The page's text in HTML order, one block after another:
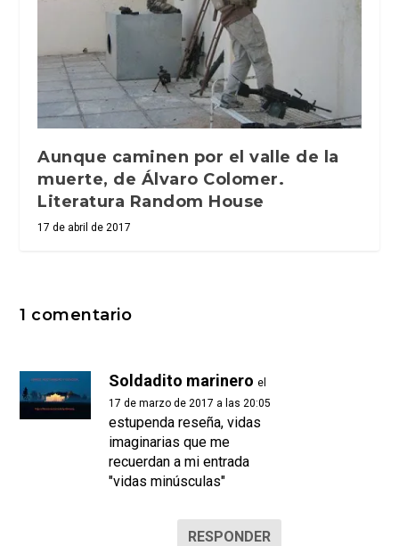
Aunque caminen por el valle de la
muerte, de Álvaro Colomer.
Literatura Random House
17 de abril de 2017
1 comentario
Soldadito marinero el
17 de marzo de 2017 a las 20:05
estupenda reseña, vidas
imaginarias que me
recuerdan a mi entrada
"vidas minúsculas"
RESPONDER